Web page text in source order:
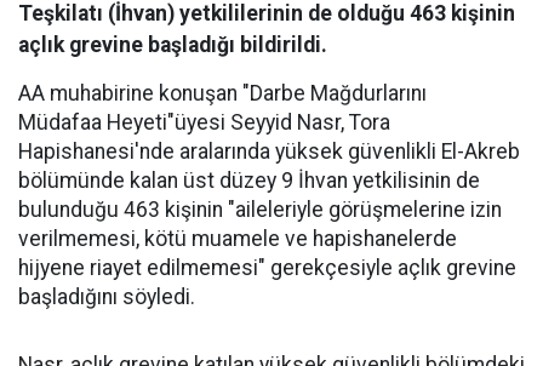
Teşkilatı (İhvan) yetkililerinin de olduğu 463 kişinin
açlık grevine başladığı bildirildi.
AA muhabirine konuşan "Darbe Mağdurlarını
Müdafaa Heyeti"üyesi Seyyid Nasr, Tora
Hapishanesi'nde aralarında yüksek güvenlikli El-Akreb
bölümünde kalan üst düzey 9 İhvan yetkilisinin de
bulunduğu 463 kişinin "aileleriyle görüşmelerine izin
verilmemesi, kötü muamele ve hapishanelerde
hijyene riayet edilmemesi" gerekçesiyle açlık grevine
başladığını söyledi.